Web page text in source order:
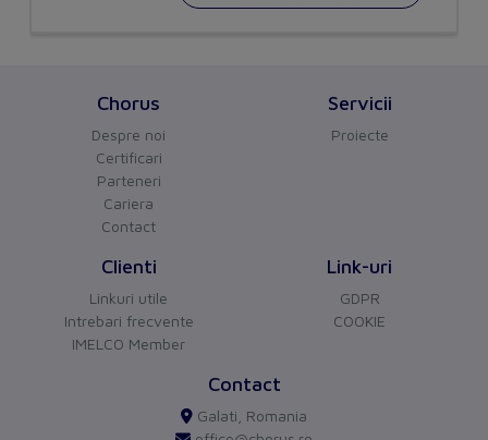
Buna ziua!
Suitable for motor safety switch Yes
Suitable for overload relay
Length 0,07
Chorus
Despre noi
Certificari
Parteneri
Cariera
Contact
Servicii
Proiecte
Clienti
Linkuri utile
Intrebari frecvente
IMELCO Member
Link-uri
GDPR
COOKIE
Contact
Galati, Romania